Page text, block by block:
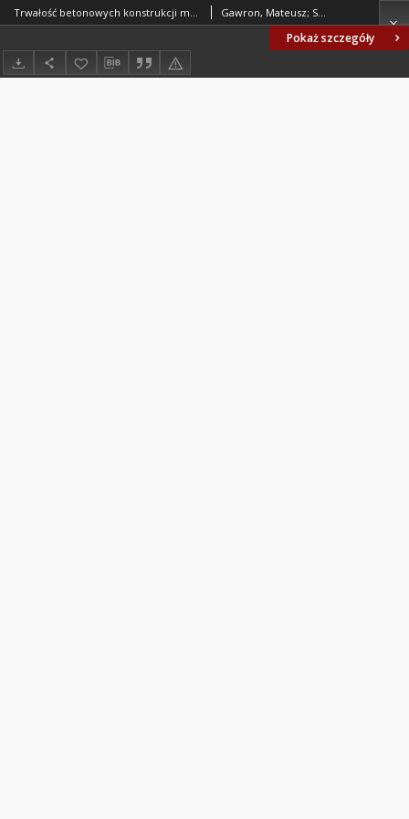
Pokaż szczegóły
Trwałość betonowych konstrukcji mostowych Gawron, Mateusz; Selejdak, Jacek